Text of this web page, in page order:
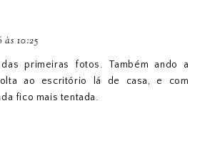
às 10:25
primeiras fotos. Também ando a
ao escritório lá de casa, e com
fico mais tentada.